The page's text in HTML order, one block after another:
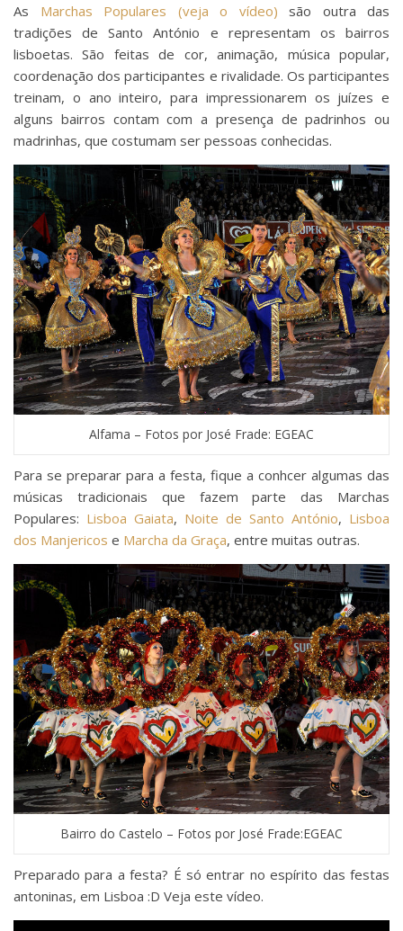
As Marchas Populares (veja o vídeo) são outra das
tradições de Santo António e representam os bairros
lisboetas. São feitas de cor, animação, música popular,
coordenação dos participantes e rivalidade. Os participantes
treinam, o ano inteiro, para impressionarem os juízes e
alguns bairros contam com a presença de padrinhos ou
madrinhas, que costumam ser pessoas conhecidas.
Alfama – Fotos por José Frade: EGEAC
Para se preparar para a festa, fique a conhcer algumas das
músicas tradicionais que fazem parte das Marchas
Populares: Lisboa Gaiata, Noite de Santo António, Lisboa
dos Manjericos e Marcha da Graça, entre muitas outras.
Bairro do Castelo – Fotos por José Frade:EGEAC
Preparado para a festa? É só entrar no espírito das festas
antoninas, em Lisboa :D Veja este vídeo.